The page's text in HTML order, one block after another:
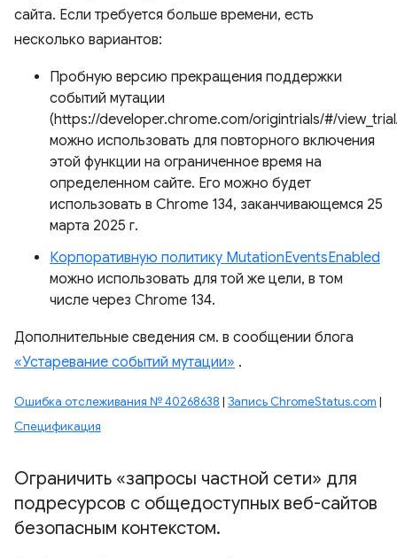
сайта. Если требуется больше времени, есть
несколько вариантов:
Пробную версию прекращения поддержки
событий мутации
(https://developer.chrome.com/origintrials/#/
можно использовать для повторного включения
этой функции на ограниченное время на
определенном сайте. Его можно будет
использовать в Chrome 134, заканчивающемся 25
марта 2025 г.
Корпоративную политику MutationEventsEnabled
можно использовать для той же цели, в том
числе через Chrome 134.
Дополнительные сведения см. в сообщении блога
«Устаревание событий мутации» .
Ошибка отслеживания № 40268638 | Запись ChromeStatus.com |
Спецификация
Ограничить «запросы частной сети» для
подресурсов с общедоступных веб-сайтов
безопасным контекстом.